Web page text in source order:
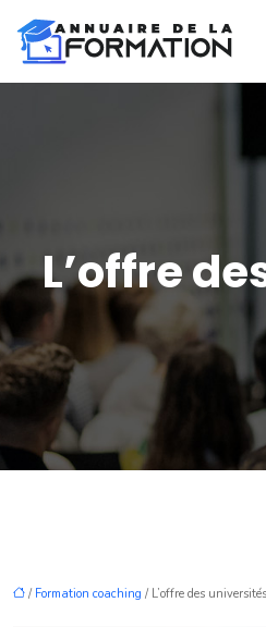
L’offre
/ Formation coaching / L’offre des